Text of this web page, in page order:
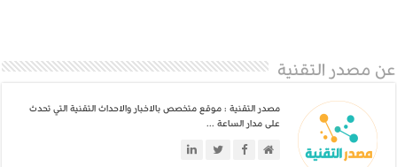
عن مصدر التقنية
مصدر التقنية : موقع متخصص بالاخبار والاحداث التقنية التي تحدث
على مدار الساعة ...